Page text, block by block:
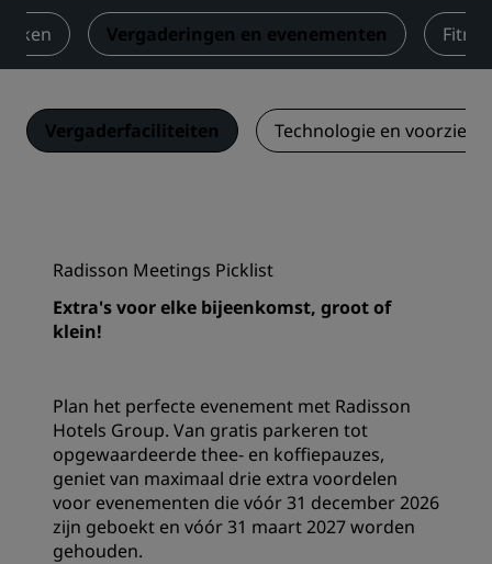
Vergaderingen en evenementen
Vergaderfaciliteiten Technologie en
Radisson Meetings Picklist
Extra's voor elke bijeenkomst, groot of
klein!
Plan het perfecte evenement met Radisson
Hotels Group. Van gratis parkeren tot
opgewaardeerde thee- en koffiepauzes,
geniet van maximaal drie extra voordelen
voor evenementen die vóór 31 december 2026
zijn geboekt en vóór 31 maart 2027 worden
gehouden.